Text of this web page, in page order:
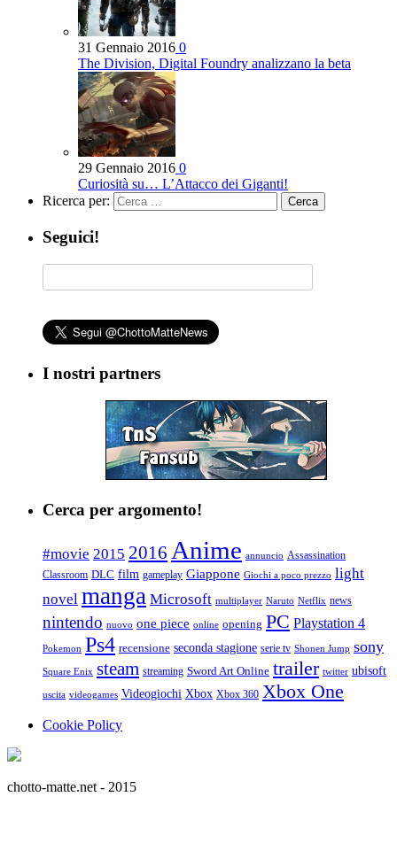
31 Gennaio 2016 0
The Division, Digital Foundry analizzano la beta
29 Gennaio 2016 0
Curiosità su… L’Attacco dei Giganti!
Ricerca per:
Seguici!
I nostri partners
Cerca per argomento!
#movie 2015 2016 Anime annuncio Assassination
Classroom DLC film gameplay Giappone Giochi a poco prezzo light
novel manga Microsoft multiplayer Naruto Netflix news
nintendo nuovo one piece online opening PC Playstation 4
Pokemon Ps4 recensione seconda stagione serie tv Shonen Jump sony
Square Enix steam streaming Sword Art Online trailer twitter ubisoft
uscita videogames Videogiochi Xbox Xbox 360 Xbox One
Cookie Policy
chotto-matte.net - 2015